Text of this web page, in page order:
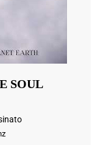
SOUL